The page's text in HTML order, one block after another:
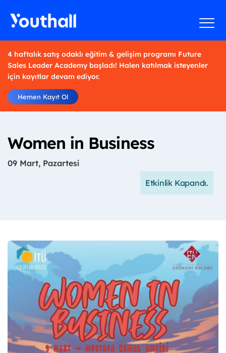
4 haftalık satış odaklı eğitim & gelişim programı Future
Sales Leader Academy başladı! Halen katılmak isteyenler
için kayıtlar devam ediyor.
Hemen Kayıt Ol
Women in Business
09 Mart, Pazartesi
Etkinlik Kapandı.